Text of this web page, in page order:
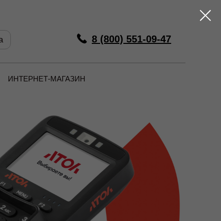
8 (800) 551-09-47
ИНТЕРНЕТ-МАГАЗИН